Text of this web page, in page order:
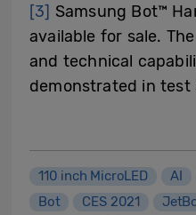
[3] Samsung Bot™
available for sale.
and technical
demonstrated in test
110 inch MicroLED AI
Bot
CES 2021